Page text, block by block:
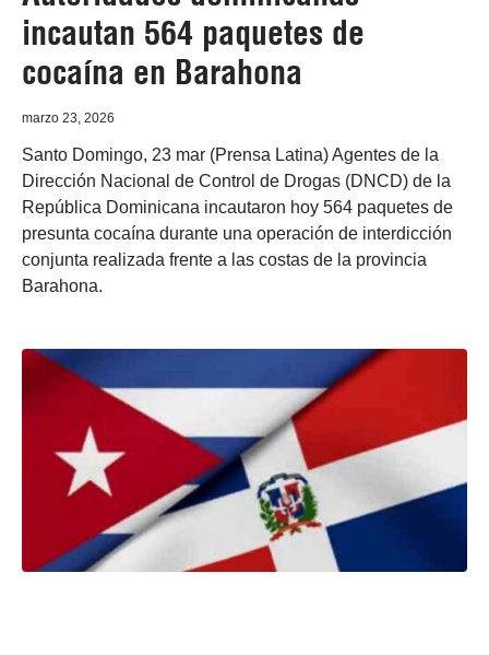
incautan 564 paquetes de
cocaína en Barahona
marzo 23, 2026
Santo Domingo, 23 mar (Prensa Latina) Agentes de la
Dirección Nacional de Control de Drogas (DNCD) de la
República Dominicana incautaron hoy 564 paquetes de
presunta cocaína durante una operación de interdicción
conjunta realizada frente a las costas de la provincia
Barahona.